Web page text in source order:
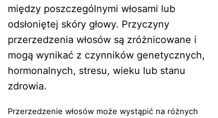
między poszczególnymi włosami lub
odsłoniętej skóry głowy. Przyczyny
przerzedzenia włosów są zróżnicowane i
mogą wynikać z czynników genetycznych,
hormonalnych, stresu, wieku lub stanu
zdrowia.
Przerzedzenie włosów może wystąpić na różnych